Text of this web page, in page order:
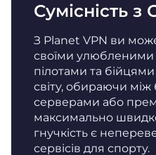
Сумісність з
З Planet VPN ви
своїми
пілотами та
світу, обираючи
серверами або
максимально
гнучкість є
сервісів для спорту.